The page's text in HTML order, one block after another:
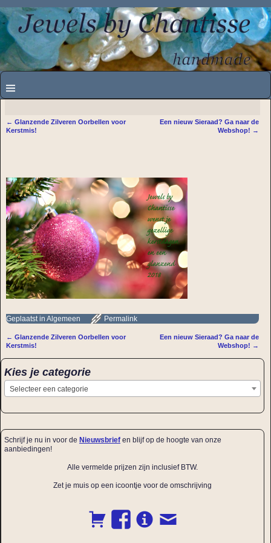
Bericht navigatie
← Glanzende Zilveren Oorbellen voor
Kerstmis!
Een nieuw Sieraad? Ga naar de
Webshop! →
Geplaatst in Algemeen Permalink
Bericht navigatie
← Glanzende Zilveren Oorbellen voor
Kerstmis!
Een nieuw Sieraad? Ga naar de
Webshop! →
Kies je categorie
Selecteer een categorie
Schrijf je nu in voor de Nieuwsbrief en blijf op de hoogte van onze
aanbiedingen!
Alle vermelde prijzen zijn inclusief BTW.
Zet je muis op een icoontje voor de omschrijving